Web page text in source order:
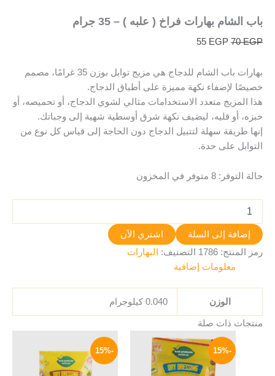
باب الشام بهارات فراخ ( علبه ) – 35 جرام
70EGP
55 EGP
بهارات باب الشام للدجاج هي مزيج توابل بوزن 35 غرامًا، مصمم
خصيصًا لإضفاء نكهة مميزة على أطباق الدجاج.
هذا المزيج متعدد الاستخدامات مثالي لشوي الدجاج، أو تحميصه، أو
خبزه، أو قليه، ليضيف نكهة شرق أوسطية شهية إلى وجباتك.
إنها طريقة سهلة لتتبيل الدجاج دون الحاجة إلى قياس كل نوع من
التوابل على حدة.
حالة التوفر: 8 متوفر في المخزون
إضافة إلى السلة
اشتري الآن
رمز المنتج: 1786 التصنيف:
البهارات
معلومات إضافية
الوزن 0.040 كيلوجرام
منتجات ذات صلة
-15%
الأصلي
هو:
20 EGP.
الحالي
هو:
17 EGP.
-15%
هو:
20 EGP.
هو:
17 EGP.